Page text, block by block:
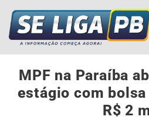
MPF na Paraíba
estágio com
R$ 2